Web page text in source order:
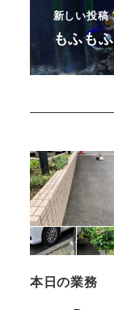
新しい投稿
もふもふ
本日の業務